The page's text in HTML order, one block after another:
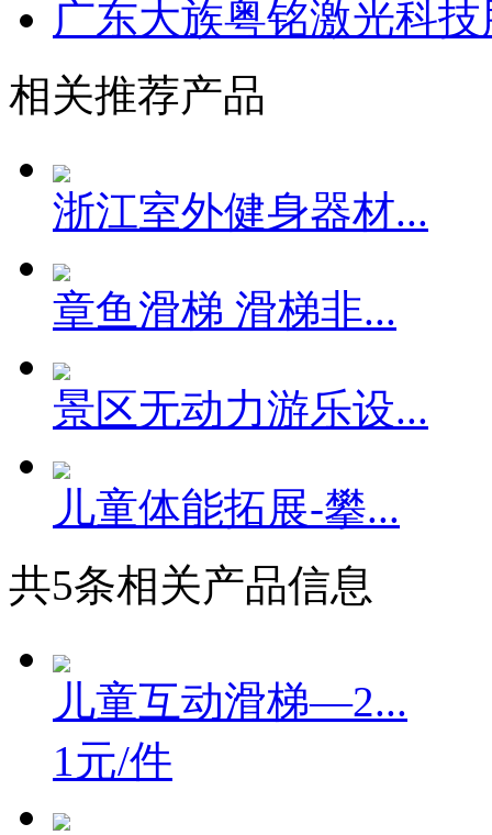
广东大族粤铭激光科
相关推荐产品
浙江室外健身器材...
章鱼滑梯 滑梯非...
景区无动力游乐设...
儿童体能拓展-攀...
共5条相关产品信息
儿童互动滑梯—2...
1元/件